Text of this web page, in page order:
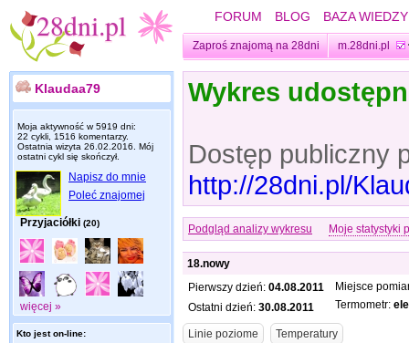
FORUM BLOG BAZA WIEDZY
Zaproś znajomą na 28dni m.28dni.pl
Klaudaa79
Moja aktywność w 5919 dni:
22 cykli, 1516 komentarzy.
Ostatnia wizyta 26.02.2016 . Mój
ostatni cykl się skończył.
Napisz do mnie
Poleć znajomej
Przyjaciółki (20)
więcej »
Kto jest on-line:
Wykres
Dostęp publiczny
http://28dni.pl/
Podgląd analizy wykresu Moje statystyki
18.nowy
Pierwszy dzień: 04.08.2011
Ostatni dzień: 30.08.2011
Miejsce
Termometr: